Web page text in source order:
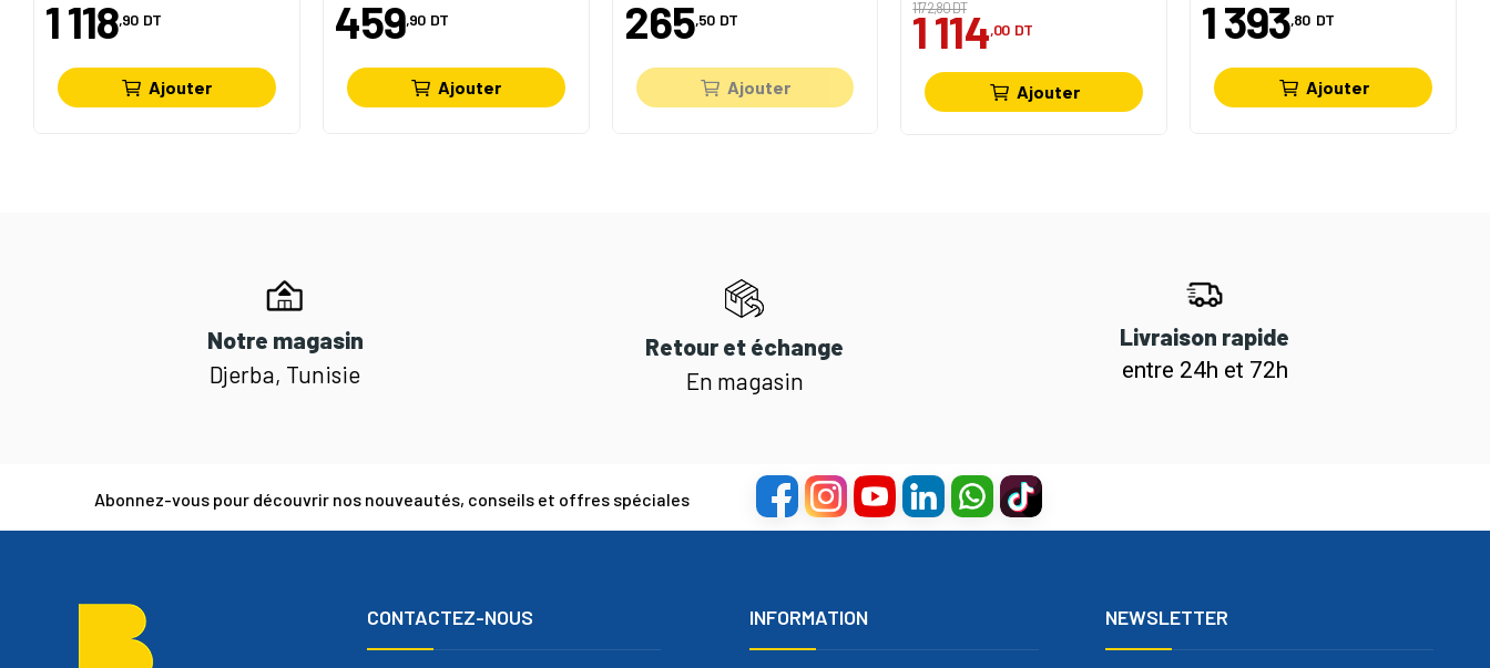
1 118,90 DT
Ajouter
459,90 DT
Ajouter
265,50 DT
Ajouter
1 172,80 DT
1 114,00 DT
Ajouter
1 393,80 DT
Ajouter
Notre magasin
Djerba, Tunisie
Retour et échange
En magasin
Livraison rapide
entre 24h et 72h
Abonnez-vous pour découvrir nos nouveautés, conseils et offres spéciales
CONTACTEZ-NOUS INFORMATION NEWSLETTER